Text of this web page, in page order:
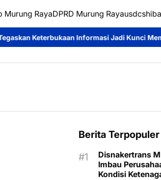
Murung RayaDPRD Murung Rayausdc
Jadi Kunci Membangun Kepercayaan
Berita Terpopuler
Disnakertrans
Imbau
Kondisi